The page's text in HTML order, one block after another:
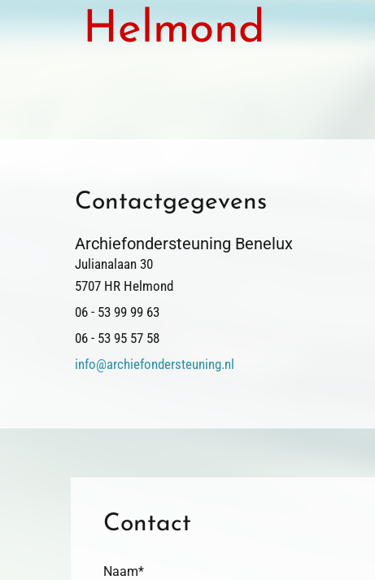
Helmond
Contactgegevens
Archiefondersteuning Benelux
Julianalaan 30
5707 HR Helmond
06 - 53 99 99 63
06 - 53 95 57 58
info@archiefondersteuning.nl
Contact
Naam*